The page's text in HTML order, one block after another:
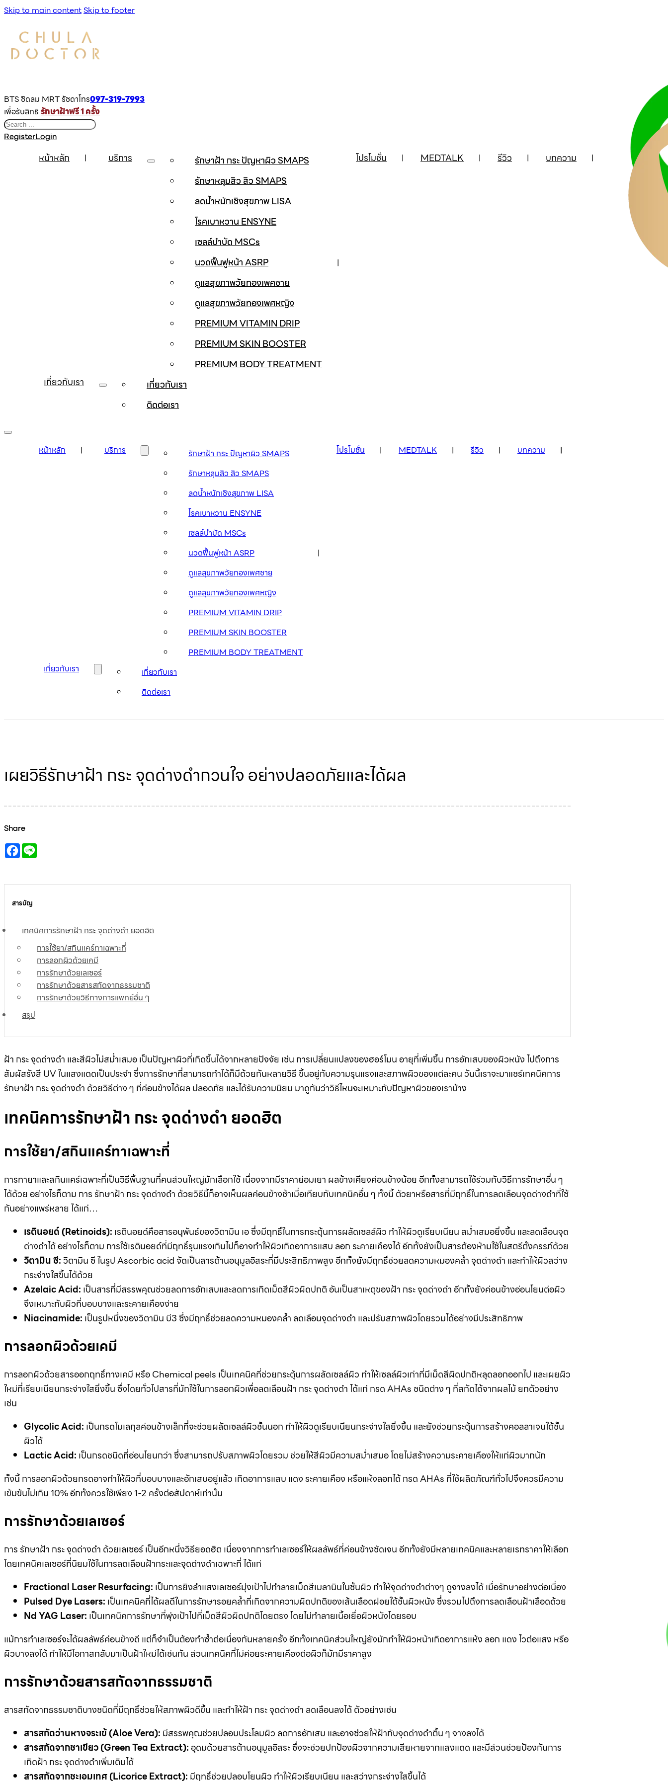
Skip to main contentSkip to footer
BTS ชิดลม MRT รัชดาโทร097-319-7993
เพื่อรับสิทธิ รักษาฝ้าฟรี 1 ครั้ง
Search
RegisterLogin
หน้าหลัก บริการ
รักษาฝ้า กระ ปัญหาผิว SMAPS
รักษาหลุมสิว สิว SMAPS
ลดน้ำหนักเชิงสุขภาพ LISA
โรคเบาหวาน ENSYNE
เซลล์บำบัด MSCs
นวดฟื้นฟูหน้า ASRP
ดูแลสุขภาพวัยทองเพศชาย
ดูแลสุขภาพวัยทองเพศหญิง
PREMIUM VITAMIN DRIP
PREMIUM SKIN BOOSTER
PREMIUM BODY TREATMENT
โปรโมชั่น MEDTALK รีวิว บทความ
เกี่ยวกับเรา
เกี่ยวกับเรา
ติดต่อเรา
หน้าหลัก บริการ
รักษาฝ้า กระ ปัญหาผิว SMAPS
รักษาหลุมสิว สิว SMAPS
ลดน้ำหนักเชิงสุขภาพ LISA
โรคเบาหวาน ENSYNE
เซลล์บำบัด MSCs
นวดฟื้นฟูหน้า ASRP
ดูแลสุขภาพวัยทองเพศชาย
ดูแลสุขภาพวัยทองเพศหญิง
PREMIUM VITAMIN DRIP
PREMIUM SKIN BOOSTER
PREMIUM BODY TREATMENT
โปรโมชั่น MEDTALK รีวิว บทความ
เกี่ยวกับเรา
เกี่ยวกับเรา
ติดต่อเรา
เผยวิธีรักษาฝ้า กระ จุดด่างดำกวนใจ อย่างปลอดภัยและได้ผล
Share
สารบัญ
เทคนิคการรักษาฝ้า กระ จุดด่างดำ ยอดฮิต
การใช้ยา/สกินแคร์ทาเฉพาะที่
การลอกผิวด้วยเคมี
การรักษาด้วยเลเซอร์
การรักษาด้วยสารสกัดจากธรรมชาติ
การรักษาด้วยวิธีทางการแพทย์อื่น ๆ
สรุป
ฝ้า กระ จุดด่างดำ และสีผิวไม่สม่ำเสมอ เป็นปัญหาผิวที่เกิดขึ้นได้จากหลายปัจจัย เช่น การเปลี่ยนแปลงของฮอร์โมน อายุที่เพิ่มขึ้น การอักเสบของผิวหนัง ไปถึงการ
สัมผัสรังสี UV ในแสงแดดเป็นประจำ ซึ่งการรักษาที่สามารถทำได้ก็มีด้วยกันหลายวิธี ขึ้นอยู่กับความรุนแรงและสภาพผิวของแต่ละคน วันนี้เราจะมาแชร์เทคนิคการ
รักษาฝ้า กระ จุดด่างดำ ด้วยวิธีต่าง ๆ ที่ค่อนข้างได้ผล ปลอดภัย และได้รับความนิยม มาดูกันว่าวิธีไหนจะเหมาะกับปัญหาผิวของเราบ้าง
เทคนิคการรักษาฝ้า กระ จุดด่างดำ ยอดฮิต
การใช้ยา/สกินแคร์ทาเฉพาะที่
การทายาและสกินแคร์เฉพาะที่เป็นวิธีพื้นฐานที่คนส่วนใหญ่มักเลือกใช้ เนื่องจากมีราคาย่อมเยา ผลข้างเคียงค่อนข้างน้อย อีกทั้งสามารถใช้ร่วมกับวิธีการรักษาอื่น ๆ
ได้ด้วย อย่างไรก็ตาม การ รักษาฝ้า กระ จุดด่างดำ ด้วยวิธีนี้ก็อาจเห็นผลค่อนข้างช้าเมื่อเทียบกับเทคนิคอื่น ๆ ทั้งนี้ ตัวยาหรือสารที่มีฤทธิ์ในการลดเลือนจุดด่างดำที่ใช้
กันอย่างแพร่หลาย ได้แก่…
เรตินอยด์ (Retinoids): เรตินอยด์คือสารอนุพันธ์ของวิตามิน เอ ซึ่งมีฤทธิ์ในการกระตุ้นการผลัดเซลล์ผิว ทำให้ผิวดูเรียบเนียน สม่ำเสมอยิ่งขึ้น และลดเลือนจุด
ด่างดำได้ อย่างไรก็ตาม การใช้เรตินอยด์ที่มีฤทธิ์รุนแรงเกินไปก็อาจทำให้ผิวเกิดอาการแสบ ลอก ระคายเคืองได้ อีกทั้งยังเป็นสารต้องห้ามใช้ในสตรีตั้งครรภ์ด้วย
วิตามิน ซี:วิตามิน ซี ในรูป Ascorbic acid จัดเป็นสารต้านอนุมูลอิสระที่มีประสิทธิภาพสูง อีกทั้งยังมีฤทธิ์ช่วยลดความหมองคล้ำ จุดด่างดำ และทำให้ผิวสว่าง
กระจ่างใสขึ้นได้ด้วย
Azelaic Acid: เป็นสารที่มีสรรพคุณช่วยลดการอักเสบและลดการเกิดเม็ดสีผิวผิดปกติ อันเป็นสาเหตุของฝ้า กระ จุดด่างดำ อีกทั้งยังค่อนข้างอ่อนโยนต่อผิว
จึงเหมาะกับผิวที่บอบบางและระคายเคืองง่าย
Niacinamide: เป็นรูปหนึ่งของวิตามิน บี3 ซึ่งมีฤทธิ์ช่วยลดความหมองคล้ำ ลดเลือนจุดด่างดำ และปรับสภาพผิวโดยรวมได้อย่างมีประสิทธิภาพ
การลอกผิวด้วยเคมี
การลอกผิวด้วยสารออกฤทธิ์ทางเคมี หรือ Chemical peels เป็นเทคนิคที่ช่วยกระตุ้นการผลัดเซลล์ผิว ทำให้เซลล์ผิวเก่าที่มีเม็ดสีผิดปกติหลุดลอกออกไป และเผยผิว
ใหม่ที่เรียบเนียนกระจ่างใสยิ่งขึ้น ซึ่งโดยทั่วไปสารที่มักใช้ในการลอกผิวเพื่อลดเลือนฝ้า กระ จุดด่างดำ ได้แก่ กรด AHAs ชนิดต่าง ๆ ที่สกัดได้จากผลไม้ ยกตัวอย่าง
เช่น
Glycolic Acid: เป็นกรดโมเลกุลค่อนข้างเล็กที่จะช่วยผลัดเซลล์ผิวชั้นนอก ทำให้ผิวดูเรียบเนียนกระจ่างใสยิ่งขึ้น และยังช่วยกระตุ้นการสร้างคอลลาเจนใต้ชั้น
ผิวได้
Lactic Acid: เป็นกรดชนิดที่อ่อนโยนกว่า ซึ่งสามารถปรับสภาพผิวโดยรวม ช่วยให้สีผิวมีความสม่ำเสมอ โดยไม่สร้างความระคายเคืองให้แก่ผิวมากนัก
ทั้งนี้ การลอกผิวด้วยกรดอาจทำให้ผิวที่บอบบางและอักเสบอยู่แล้ว เกิดอาการแสบ แดง ระคายเคือง หรือแห้งลอกได้ กรด AHAs ที่ใช้ผลิตภัณฑ์ทั่วไปจึงควรมีความ
เข้มข้นไม่เกิน 10% อีกทั้งควรใช้เพียง 1-2 ครั้งต่อสัปดาห์เท่านั้น
การรักษาด้วยเลเซอร์
การ รักษาฝ้า กระ จุดด่างดำ ด้วยเลเซอร์ เป็นอีกหนึ่งวิธียอดฮิต เนื่องจากการทำเลเซอร์ให้ผลลัพธ์ที่ค่อนข้างชัดเจน อีกทั้งยังมีหลายเทคนิคและหลายเรทราคาให้เลือก
โดยเทคนิคเลเซอร์ที่นิยมใช้ในการลดเลือนฝ้ากระและจุดด่างดำเฉพาะที่ ได้แก่
Fractional Laser Resurfacing: เป็นการยิงลำแสงเลเซอร์มุ่งเป้าไปทำลายเม็ดสีเมลานินในชั้นผิว ทำให้จุดด่างดำต่างๆ ดูจางลงได้ เมื่อรักษาอย่างต่อเนื่อง
Pulsed Dye Lasers: เป็นเทคนิคที่ได้ผลดีในการรักษารอยคล้ำที่เกิดจากความผิดปกติของเส้นเลือดฝอยใต้ชั้นผิวหนัง ซึ่งรวมไปถึงการลดเลือนฝ้าเลือดด้วย
Nd YAG Laser: เป็นเทคนิคการรักษาที่พุ่งเป้าไปที่เม็ดสีผิวผิดปกติโดยตรง โดยไม่ทำลายเนื้อเยื่อผิวหนังโดยรอบ
แม้การทำเลเซอร์จะได้ผลลัพธ์ค่อนข้างดี แต่ก็จำเป็นต้องทำซ้ำต่อเนื่องกันหลายครั้ง อีกทั้งเทคนิคส่วนใหญ่ยังมักทำให้ผิวหน้าเกิดอาการแห้ง ลอก แดง ไวต่อแสง หรือ
ผิวบางลงได้ ทำให้มีโอกาสกลับมาเป็นฝ้าใหม่ได้เช่นกัน ส่วนเทคนิคที่ไม่ค่อยระคายเคืองต่อผิวก็มักมีราคาสูง
การรักษาด้วยสารสกัดจากธรรมชาติ
สารสกัดจากธรรมชาติบางชนิดที่มีฤทธิ์ช่วยให้สภาพผิวดีขึ้น และทำให้ฝ้า กระ จุดด่างดำ ลดเลือนลงได้ ตัวอย่างเช่น
สารสกัดว่านหางจระเข้ (Aloe Vera): มีสรรพคุณช่วยปลอบประโลมผิว ลดการอักเสบ และอาจช่วยให้ฝ้ากับจุดด่างดำตื้น ๆ จางลงได้
สารสกัดจากชาเขียว (Green Tea Extract):อุดมด้วยสารต้านอนุมูลอิสระ ซึ่งจะช่วยปกป้องผิวจากความเสียหายจากแสงแดด และมีส่วนช่วยป้องกันการ
เกิดฝ้า กระ จุดด่างดำเพิ่มเติมได้
สารสกัดจากชะเอมเทศ (Licorice Extract): มีฤทธิ์ช่วยปลอบโยนผิว ทำให้ผิวเรียบเนียน และสว่างกระจ่างใสขึ้นได้